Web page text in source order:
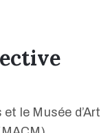
le Musée d’Art